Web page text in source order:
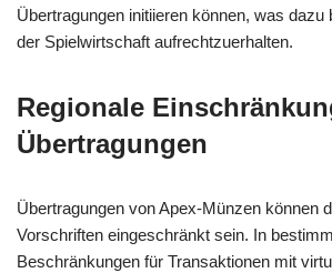
Übertragungen initiieren können, was dazu
der Spielwirtschaft aufrechtzuerhalten.
Regionale
Übertragungen
Übertragungen von Apex-Münzen können
Vorschriften eingeschränkt sein. In
Beschränkungen für Transaktionen mit